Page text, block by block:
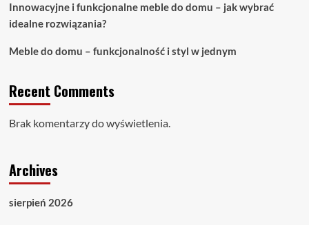
Innowacyjne i funkcjonalne meble do domu – jak wybrać
idealne rozwiązania?
Meble do domu – funkcjonalność i styl w jednym
Recent Comments
Brak komentarzy do wyświetlenia.
Archives
sierpień 2026